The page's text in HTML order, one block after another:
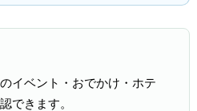
イベント・おでかけ・ホテ
できます。